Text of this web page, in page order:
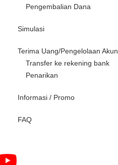
Pengembalian Dana
Simulasi
Terima Uang/Pengelolaan Akun
Transfer ke rekening bank
Penarikan
Informasi / Promo
FAQ